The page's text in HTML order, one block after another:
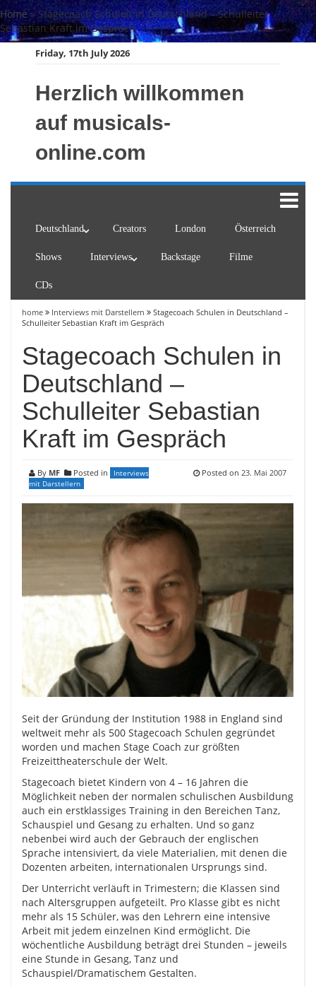
Skip
to
content
Home» Stagecoach Schulen in Deutschland – Schulleiter
Sebastian Kraft im Gespräch
Friday, 17th July 2026
Herzlich willkommen
auf musicals-
online.com
Deutschland Creators London Österreich
Shows Interviews Backstage Filme
CDs
home Interviews mit Darstellern
Stagecoach Schulen in Deutschland –
Schulleiter Sebastian Kraft im Gespräch
Stagecoach Schulen in
Deutschland –
Schulleiter Sebastian
Kraft im Gespräch
By MF Posted in
Interviews
mit Darstellern
Posted on 23. Mai 2007
Seit der Gründung der Institution 1988 in England sind
weltweit mehr als 500 Stagecoach Schulen gegründet
worden und machen Stage Coach zur größten
Freizeittheaterschule der Welt.
Stagecoach bietet Kindern von 4 – 16 Jahren die
Möglichkeit neben der normalen schulischen Ausbildung
auch ein erstklassiges Training in den Bereichen Tanz,
Schauspiel und Gesang zu erhalten. Und so ganz
nebenbei wird auch der Gebrauch der englischen
Sprache intensiviert, da viele Materialien, mit denen die
Dozenten arbeiten, internationalen Ursprungs sind.
Der Unterricht verläuft in Trimestern; die Klassen sind
nach Altersgruppen aufgeteilt. Pro Klasse gibt es nicht
mehr als 15 Schüler, was den Lehrern eine intensive
Arbeit mit jedem einzelnen Kind ermöglicht. Die
wöchentliche Ausbildung beträgt drei Stunden – jeweils
eine Stunde in Gesang, Tanz und
Schauspiel/Dramatischem Gestalten.